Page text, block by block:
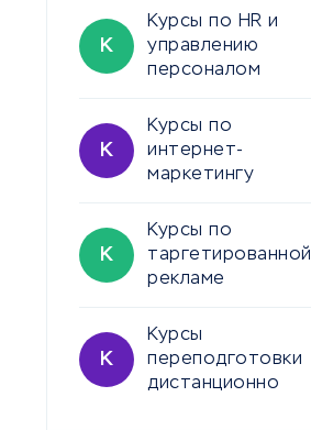
К
Курсы по HR и
управлению
персоналом
К
Курсы по
интернет-
маркетингу
К
Курсы по
таргетированной
рекламе
К
Курсы
переподготовки
дистанционно